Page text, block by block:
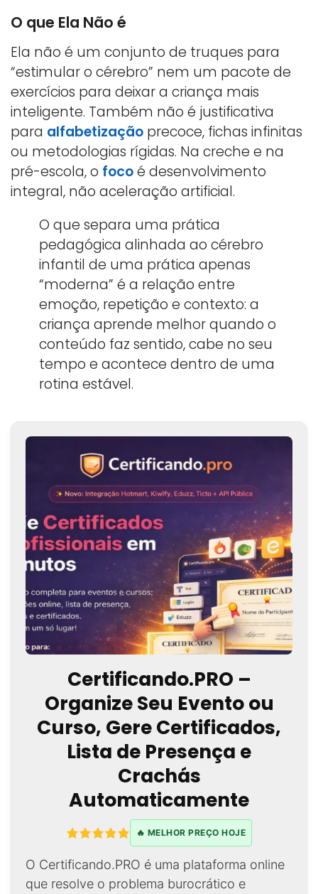
O que Ela Não é
Ela não é um conjunto de truques para
“estimular o cérebro” nem um pacote de
exercícios para deixar a criança mais
inteligente. Também não é justificativa
para alfabetização precoce, fichas infinitas
ou metodologias rígidas. Na creche e na
pré-escola, o focoé desenvolvimento
integral, não aceleração artificial.
O que separa uma prática
pedagógica alinhada ao cérebro
infantil de uma prática apenas
“moderna” é a relação entre
emoção, repetição e contexto: a
criança aprende melhor quando o
conteúdo faz sentido, cabe no seu
tempo e acontece dentro de uma
rotina estável.
Certificando.PRO –
Organize Seu Evento ou
Curso, Gere Certificados,
Lista de Presença e
Crachás
Automaticamente
🔥 MELHOR PREÇO HOJE
O Certificando.PRO é uma plataforma online
que resolve o problema burocrático e